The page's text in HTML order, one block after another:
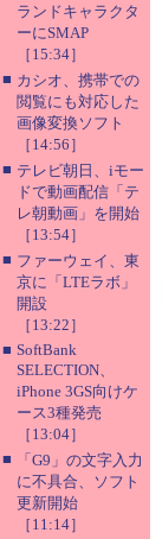
ランドキャラクタ
ーにSMAP
［15:34］
■ カシオ、携帯での
閲覧にも対応した
画像変換ソフト
［14:56］
■ テレビ朝日、iモー
ドで動画配信「テ
レ朝動画」を開始
［13:54］
■ ファーウェイ、東
京に「LTEラボ」
開設
［13:22］
■ SoftBank
SELECTION、
iPhone 3GS向けケ
ース3種発売
［13:04］
■
「G9」の文字入力
に不具合、ソフト
更新開始
［11:14］